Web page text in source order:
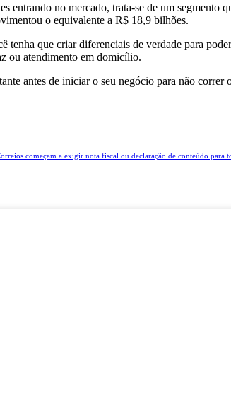
entrando no mercado, trata-se de um segmento
o equivalente a R$ 18,9 bilhões.
que criar diferenciais de verdade para
ou atendimento em domicílio.
antes de iniciar o seu negócio para não correr
começam a exigir nota fiscal ou declaração de conteúdo para